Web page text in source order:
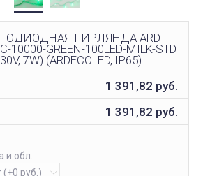
ГИРЛЯНДА ARD-
10000-GREEN-100LED-MILK-STD
7W) (ARDECOLED, IP65)
1 391,82 руб.
1 391,82 руб.
и обл.